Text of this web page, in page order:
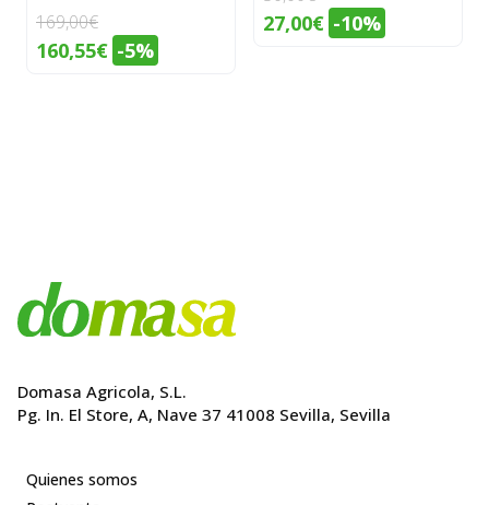
169,00€
El
160,55€El-5%
El
27,00€El-10%
Domasa Agricola, S.L.
Pg. In. El Store, A, Nave 37 41008 Sevilla, Sevilla
Quienes somos